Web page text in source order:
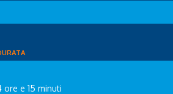
ore e 15 minuti